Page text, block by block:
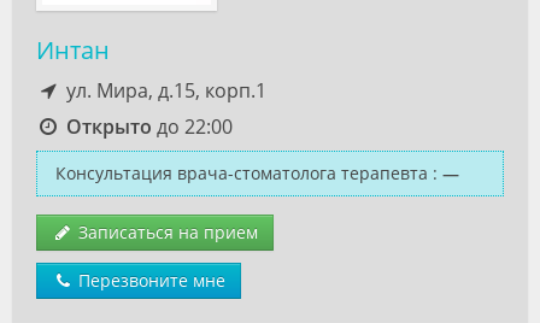
Интан
ул. Мира, д.15, корп.1
Открыто до 22:00
Консультация врача-стоматолога терапевта : —
Записаться на прием
Перезвоните мне